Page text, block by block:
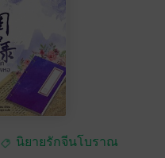
นิยายรักจีนโบราณ